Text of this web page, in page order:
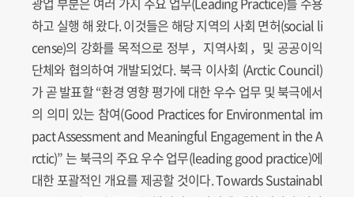
하고 실행 해 왔다. 이것들은 해당 지역의 사회 면허(social li
cense)의 강화를 목적으로 정부，지역사회，및 공공이익
단체와 협의하여 개발되었다. 북극 이사회 (Arctic Council)
가 곧 발표할 “환경 영향 평가에 대한 우수 업무 및 북극에서
의 의미 있는 참여(Good Practices for Environmental im
pact Assessment and Meaningful Engagement in the A
rctic)” 는 북극의 주요 우수 업무(leading good practice)에
대한 포괄적인 개요를 제공할 것이다. Towards Sustainabl